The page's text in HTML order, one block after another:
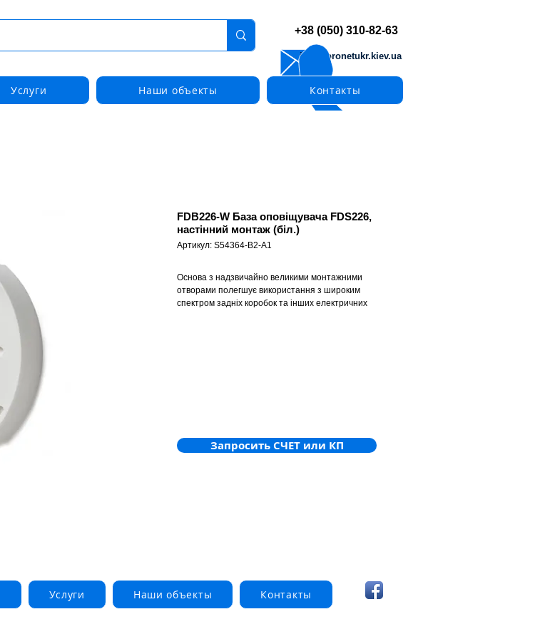
info@pronetukr.kiev.ua
+38 (050) 310-82-63
Услуги Наши объекты Контакты
FDB226-W База оповіщувача FDS226,
настінний монтаж (біл.)
Артикул: S54364-B2-A1
Основа з надзвичайно великими монтажними
отворами полегшує використання з широким
спектром задніх коробок та інших електричних
Запросить СЧЕТ или КП
Услуги Наши объекты Контакты